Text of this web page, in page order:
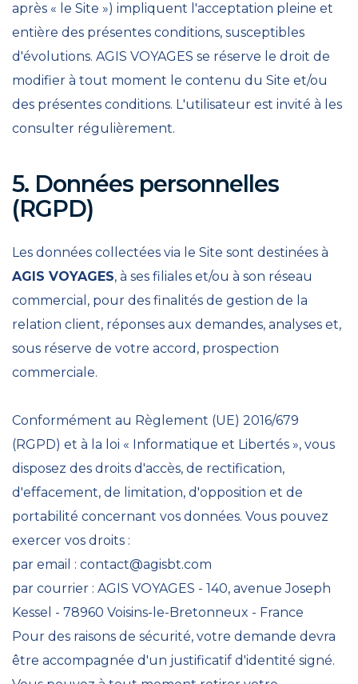
après « le Site ») impliquent l'acceptation pleine et
entière des présentes conditions, susceptibles
d'évolutions. AGIS VOYAGES se réserve le droit de
modifier à tout moment le contenu du Site et/ou
des présentes conditions. L'utilisateur est invité à les
consulter régulièrement.
5. Données personnelles
(RGPD)
Les données collectées via le Site sont destinées à
AGIS VOYAGES, à ses filiales et/ou à son réseau
commercial, pour des finalités de gestion de la
relation client, réponses aux demandes, analyses et,
sous réserve de votre accord, prospection
commerciale.
Conformément au Règlement (UE) 2016/679
(RGPD) et à la loi « Informatique et Libertés », vous
disposez des droits d'accès, de rectification,
d'effacement, de limitation, d'opposition et de
portabilité concernant vos données. Vous pouvez
exercer vos droits :
par email : contact@agisbt.com
par courrier : AGIS VOYAGES - 140, avenue Joseph
Kessel - 78960 Voisins-le-Bretonneux - France
Pour des raisons de sécurité, votre demande devra
être accompagnée d'un justificatif d'identité signé.